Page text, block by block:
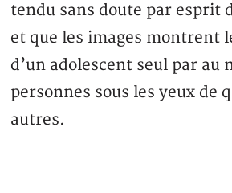
tendu sans doute par esprit
et que les images montrent
d’un adolescent seul par au
personnes sous les yeux de
autres.